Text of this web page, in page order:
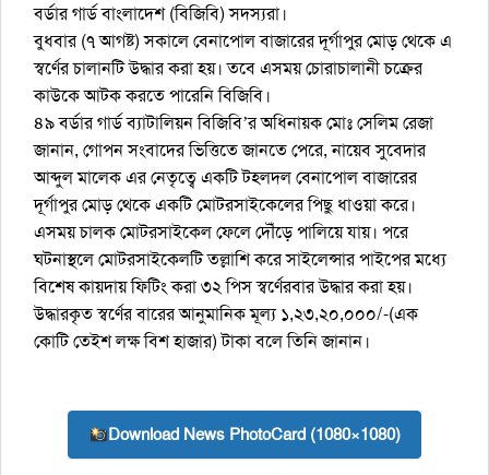
বর্ডার গার্ড বাংলাদেশ (বিজিবি) সদস্যরা।
বুধবার (৭ আগষ্ট) সকালে বেনাপোল বাজারের দূর্গাপুর মোড় থেকে এ
স্বর্ণের চালানটি উদ্ধার করা হয়। তবে এসময় চোরাচালানী চক্রের
কাউকে আটক করতে পারেনি বিজিবি।
৪৯ বর্ডার গার্ড ব্যাটালিয়ন বিজিবি’র অধিনায়ক মোঃ সেলিম রেজা
জানান, গোপন সংবাদের ভিত্তিতে জানতে পেরে, নায়েব সুবেদার
আব্দুল মালেক এর নেতৃত্বে একটি টহলদল বেনাপোল বাজারের
দূর্গাপুর মোড় থেকে একটি মোটরসাইকেলের পিছু ধাওয়া করে।
এসময় চালক মোটরসাইকেল ফেলে দৌঁড়ে পালিয়ে যায়। পরে
ঘটনাস্থলে মোটরসাইকেলটি তল্লাশি করে সাইলেন্সার পাইপের মধ্যে
বিশেষ কায়দায় ফিটিং করা ৩২ পিস স্বর্ণেরবার উদ্ধার করা হয়।
উদ্ধারকৃত স্বর্ণের বারের আনুমানিক মূল্য ১,২৩,২০,০০০/-(এক
কোটি তেইশ লক্ষ বিশ হাজার) টাকা বলে তিনি জানান।
Download News PhotoCard (1080×1080)